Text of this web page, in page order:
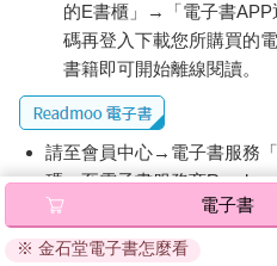
的E書櫃」→「電子書APP
碼再登入下載您所購買的
書籍即可開始離線閱讀。
請至會員中心→電子書服務
碼』至電子書服務商
退換貨須知：
因版權保護，您在金石堂所
電子書
※ 金石堂電子書怎麼看